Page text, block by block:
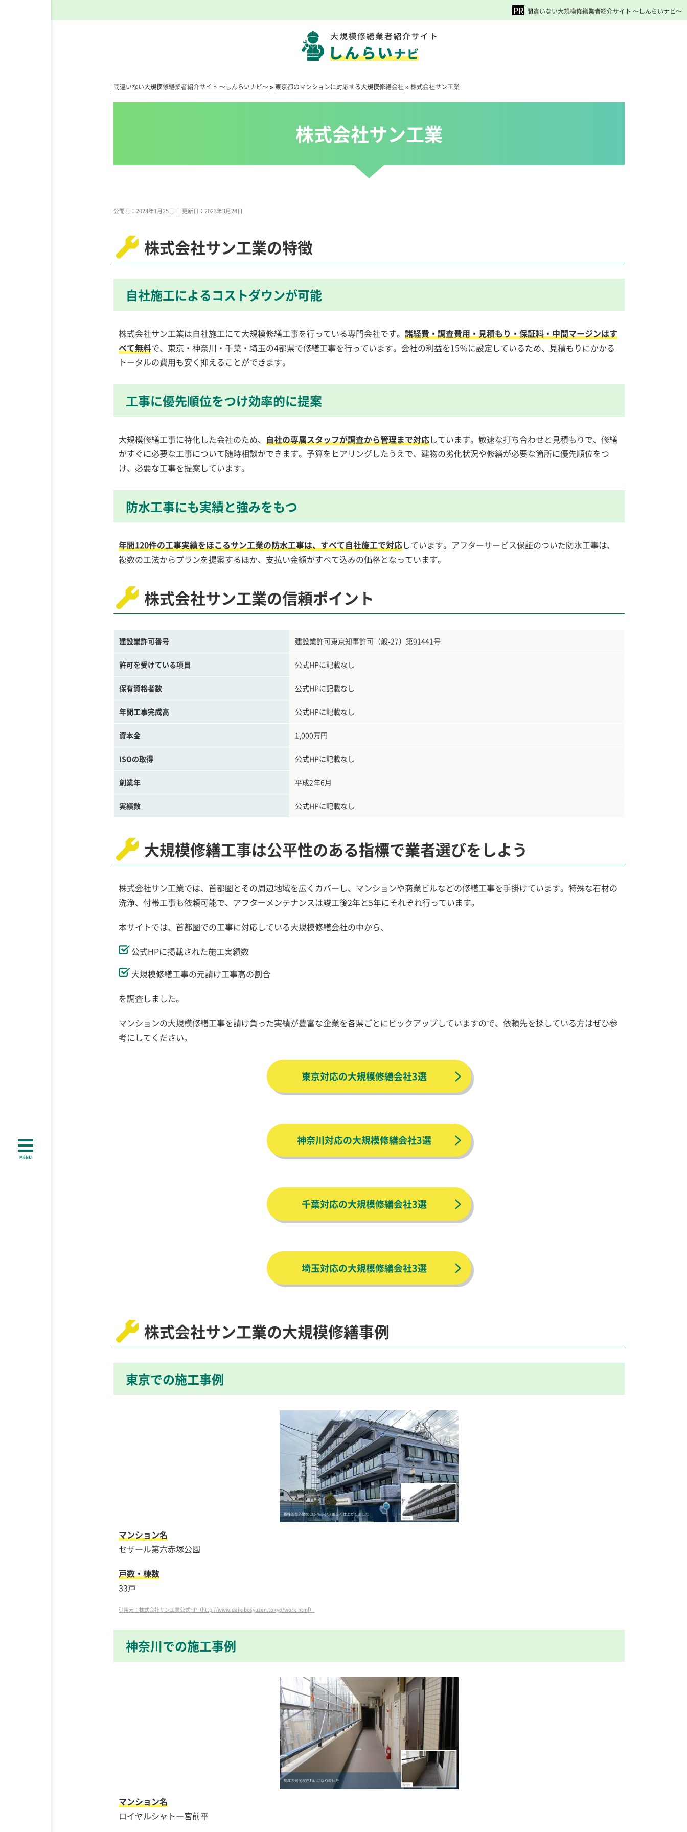
間違いない大規模修繕業者紹介サイト ～しんらいナビ～
MENU
間違いない大規模修繕業者紹介サイト ～しんらいナビ～»東京都のマンションに対応する大規模修繕会社»株式会社サン工業
株式会社サン工業
公開日：2023年1月25日 ｜ 更新日：2023年3月24日
株式会社サン工業の特徴
自社施工によるコストダウンが可能
株式会社サン工業は自社施工にて大規模修繕工事を行っている専門会社です。 諸経費・調査費用・見積もり・保証料・中間マージンはす
べて無料で、東京・神奈川・千葉・埼玉の4都県で修繕工事を行っています。会社の利益を15％に設定しているため、見積もりにかかる
トータルの費用も安く抑えることができます。
工事に優先順位をつけ効率的に提案
大規模修繕工事に特化した会社のため、 自社の専属スタッフが調査から管理まで対応しています。敏速な打ち合わせと見積もりで、修繕
がすぐに必要な工事について随時相談ができます。予算をヒアリングしたうえで、建物の劣化状況や修繕が必要な箇所に優先順位をつ
け、必要な工事を提案しています。
防水工事にも実績と強みをもつ
年間120件の工事実績をほこるサン工業の防水工事は、すべて自社施工で対応しています。アフターサービス保証のついた防水工事は、
複数の工法からプランを提案するほか、支払い金額がすべて込みの価格となっています。
株式会社サン工業の信頼ポイント
建設業許可番号 建設業許可東京知事許可（般-27）第91441号
許可を受けている項目 公式HPに記載なし
保有資格者数 公式HPに記載なし
年間工事完成高 公式HPに記載なし
資本金 1,000万円
ISOの取得 公式HPに記載なし
創業年 平成2年6月
実績数 公式HPに記載なし
大規模修繕工事は公平性のある指標で業者選びをしよう
株式会社サン工業では、首都圏とその周辺地域を広くカバーし、マンションや商業ビルなどの修繕工事を手掛けています。特殊な石材の
洗浄、付帯工事も依頼可能で、アフターメンテナンスは竣工後2年と5年にそれぞれ行っています。
本サイトでは、首都圏での工事に対応している大規模修繕会社の中から、
公式HPに掲載された施工実績数
大規模修繕工事の元請け工事高の割合
を調査しました。
マンションの大規模修繕工事を請け負った実績が豊富な企業を各県ごとにピックアップしていますので、依頼先を探している方はぜひ参
考にしてください。
東京対応の大規模修繕会社3選
神奈川対応の大規模修繕会社3選
千葉対応の大規模修繕会社3選
埼玉対応の大規模修繕会社3選
株式会社サン工業の大規模修繕事例
東京での施工事例
マンション名
セザール第六赤塚公園
戸数・棟数
33戸
引用元：株式会社サン工業公式HP（http://www.daikibosyuzen.tokyo/work.html）
神奈川での施工事例
マンション名
ロイヤルシャトー宮前平